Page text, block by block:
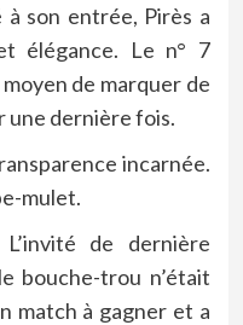
à son entrée, Pirès a
élégance. Le n° 7
de marquer de
une dernière fois.
incarnée.
mulet.
L’invité de dernière
bouche-trou n’était
match à gagner et a